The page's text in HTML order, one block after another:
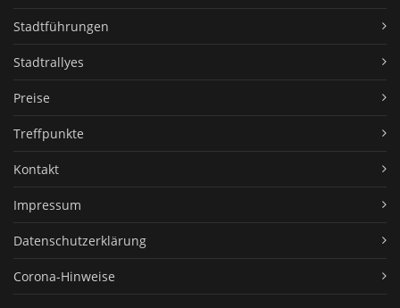
Stadtführungen
Stadtrallyes
Preise
Treffpunkte
Kontakt
Impressum
Datenschutzerklärung
Corona-Hinweise